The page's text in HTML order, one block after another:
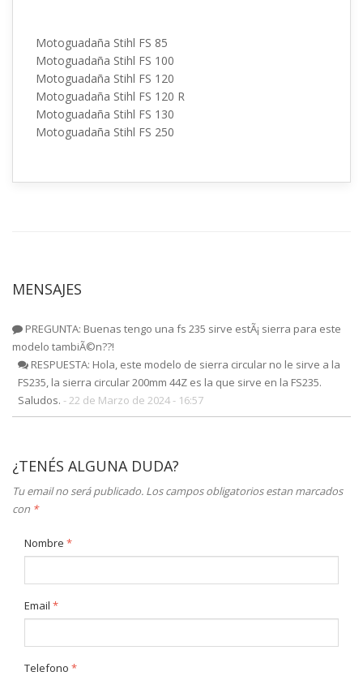
Motoguadaña Stihl FS 85
Motoguadaña Stihl FS 100
Motoguadaña Stihl FS 120
Motoguadaña Stihl FS 120 R
Motoguadaña Stihl FS 130
Motoguadaña Stihl FS 250
MENSAJES
PREGUNTA: Buenas tengo una fs 235 sirve estÃ¡ sierra para este
modelo tambiÃ©n??!
RESPUESTA: Hola, este modelo de sierra circular no le sirve a la
FS235, la sierra circular 200mm 44Z es la que sirve en la FS235.
Saludos. - 22 de Marzo de 2024 - 16:57
¿TENÉS ALGUNA DUDA?
Tu email no será publicado. Los campos obligatorios estan marcados
con *
Nombre *
Email *
Telefono *